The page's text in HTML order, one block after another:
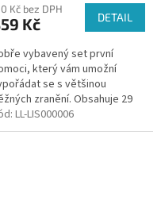
Kč bez DPH
Kč DETAIL
vybavený set první
který vám umožní
se s většinou
zranění. Obsahuje 29
LL-LIS000006